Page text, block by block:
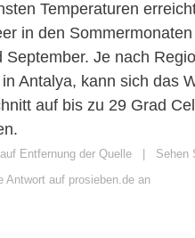
Temperaturen
in den
September. Je nach
Antalya, kann sich das
auf bis zu 29 Grad
Entfernung der Quelle | Sehen
Antwort auf prosieben.de an